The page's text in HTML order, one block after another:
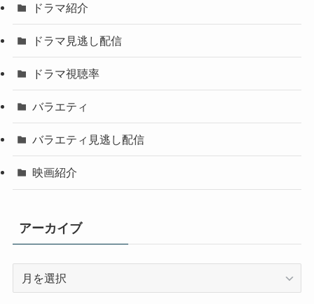
ドラマ紹介
ドラマ見逃し配信
ドラマ視聴率
バラエティ
バラエティ見逃し配信
映画紹介
アーカイブ